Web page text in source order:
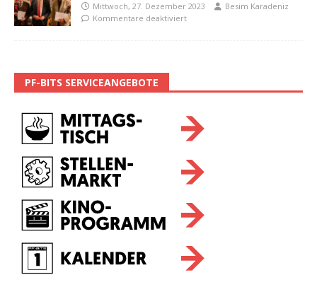
Mittwoch, 27. Dezember 2023
Besim Karadeniz
Kommentare deaktiviert
PF-BITS SERVICEANGEBOTE